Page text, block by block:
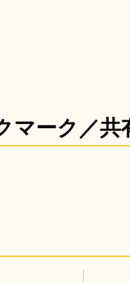
マーク／共